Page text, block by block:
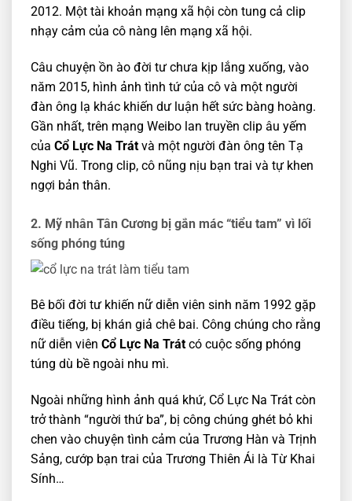
2012. Một tài khoản mạng xã hội còn tung cả clip
nhạy cảm của cô nàng lên mạng xã hội.
Câu chuyện ồn ào đời tư chưa kịp lắng xuống, vào
năm 2015, hình ảnh tình tứ của cô và một người
đàn ông lạ khác khiến dư luận hết sức bàng hoàng.
Gần nhất, trên mạng Weibo lan truyền clip âu yếm
của Cổ Lực Na Trát và một người đàn ông tên Tạ
Nghi Vũ. Trong clip, cô nũng nịu bạn trai và tự khen
ngợi bản thân.
2. Mỹ nhân Tân Cương bị gắn mác “tiểu tam” vì lối
sống phóng túng
Bê bối đời tư khiến nữ diễn viên sinh năm 1992 gặp
điều tiếng, bị khán giả chê bai. Công chúng cho rằng
nữ diễn viên Cổ Lực Na Trát có cuộc sống phóng
túng dù bề ngoài nhu mì.
Ngoài những hình ảnh quá khứ, Cổ Lực Na Trát còn
trở thành “người thứ ba”, bị công chúng ghét bỏ khi
chen vào chuyện tình cảm của Trương Hàn và Trịnh
Sảng, cướp bạn trai của Trương Thiên Ái là Từ Khai
Sính…